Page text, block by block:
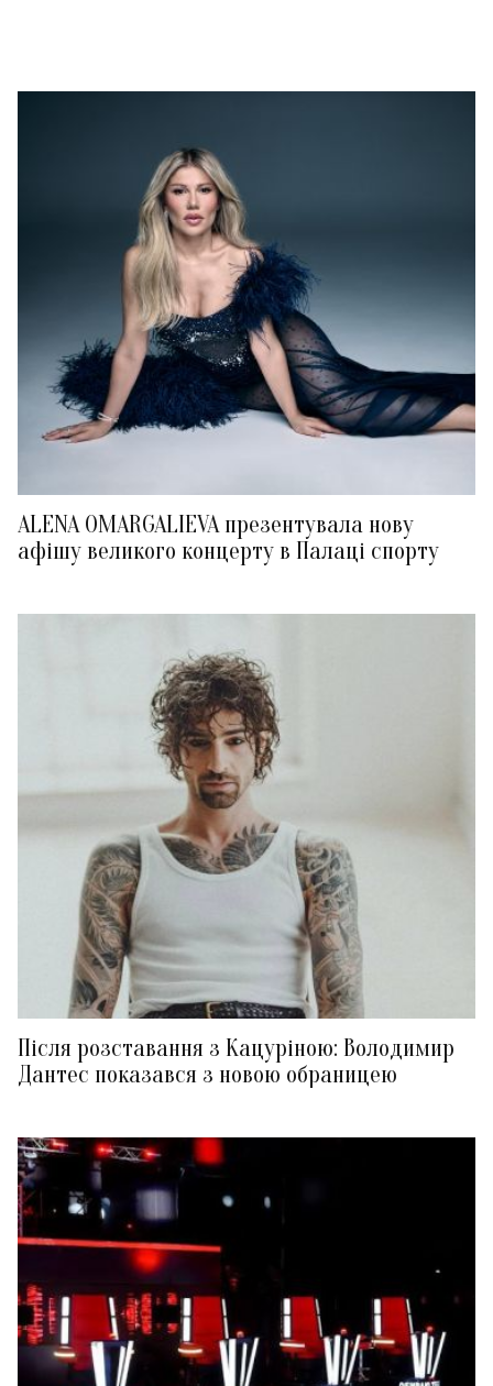
ALENA OMARGALIEVA презентувала нову
афішу великого концерту в Палаці спорту
Після розставання з Кацуріною: Володимир
Дантес показався з новою обраницею